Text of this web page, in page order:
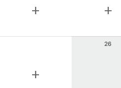
add add
add
26